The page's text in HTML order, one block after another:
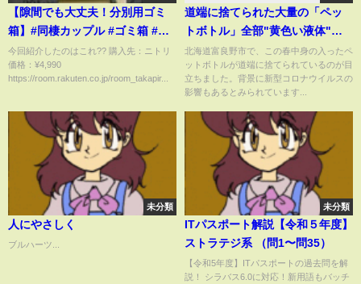
【隙間でも大丈夫！分別用ゴミ
箱】#同棲カップル #ゴミ箱 #分
別 #ニトリ購入品 #暮らし
今回紹介したのはこれ?? 購入先：ニトリ
価格：¥4,990
https://room.rakuten.co.jp/room_takapir...
道端に捨てられた大量の「ペッ
トボトル」全部"黄色い液体"入
り コロナ影響が住民の迷惑行為
に… (20/05/29 19:15)
北海道富良野市で、この春中身の入ったペ
ットボトルが道端に捨てられているのが目
立ちました。背景に新型コロナウイルスの
影響もあるとみられています...
未分類
人にやさしく
ブルハーツ...
未分類
ITパスポート解説【令和５年度】
ストラテジ系 （問1〜問35）
【令和5年度】ITパスポートの過去問を解
説！ シラバス6.0に対応！新用語もバッチ